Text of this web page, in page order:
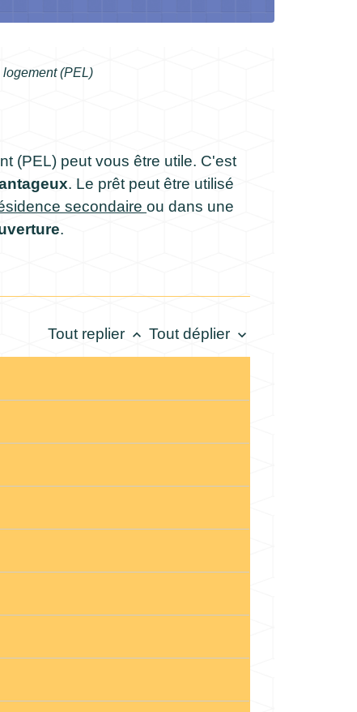
(PEL)
(PEL) peut vous être utile. C'est
. Le prêt peut être utilisé
secondaire ou dans une
.
Tout replier keyboard_arrow_up Tout déplier keyboard_arrow_down